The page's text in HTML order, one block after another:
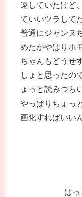
遠していたけど
ていいツラして
普通にジャンヌ
めたがやはりホ
ちゃんもどうせ
しょと思ったの
ょっと読みづら
やっぱりちょっ
画化すればいい
は